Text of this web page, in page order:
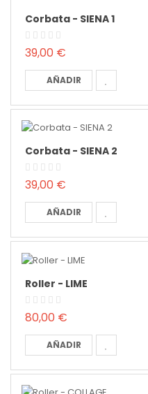
Corbata - SIENA 1
39,00 €
AÑADIR
Corbata - SIENA 2
39,00 €
AÑADIR
Roller - LIME
80,00 €
AÑADIR